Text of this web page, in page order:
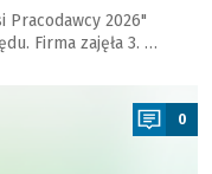
Pracodawcy 2026"
Firma zajęła 3. …
0